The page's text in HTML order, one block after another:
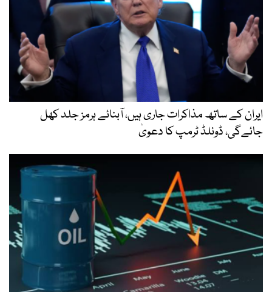
ایران کے ساتھ مذاکرات جاری ہیں، آبنائے ہرمز جلد کھل
جائےگی، ڈونلڈ ٹرمپ کا دعویٰ